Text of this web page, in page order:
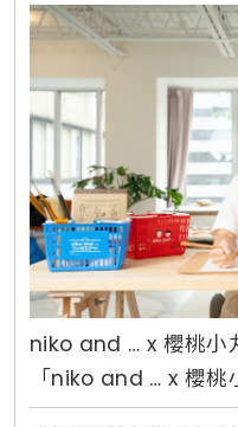
名、生日、愛的話語，
絕對要有! 同步推
niko and … x 櫻桃小
「niko and … x 櫻桃
點送，你要的打造新